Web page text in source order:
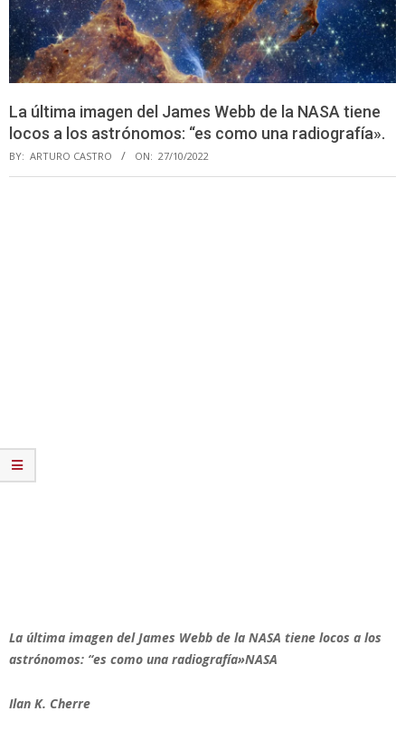
La última imagen del James Webb de la NASA tiene
locos a los astrónomos: “es como una radiografía».
BY: ARTURO CASTRO ON: 27/10/2022
La última imagen del James Webb de la NASA tiene locos a los
astrónomos: “es como una radiografía»NASA
Ilan K. Cherre